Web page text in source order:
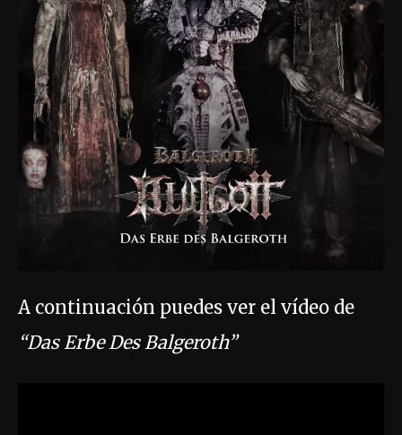
A continuación puedes ver el vídeo de
“Das Erbe Des Balgeroth”